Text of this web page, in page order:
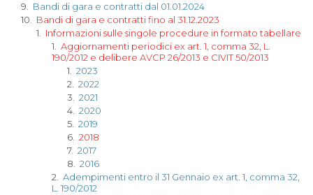
9. Bandi di gara e contratti dal 01.01.2024
10. Bandi di gara e contratti fino al 31.12.2023
1. Informazioni sulle singole procedure in formato tabellare
1. Aggiornamenti periodici ex art. 1, comma 32, L.
190/2012 e delibere AVCP 26/2013 e CIVIT 50/2013
1. 2023
2. 2022
3. 2021
4. 2020
5. 2019
6. 2018
7. 2017
8. 2016
2. Adempimenti entro il 31 Gennaio ex art. 1, comma 32,
L. 190/2012